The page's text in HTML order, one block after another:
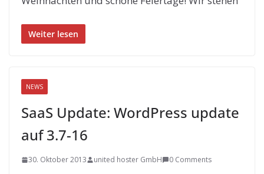
Weiter lesen
NEWS
SaaS Update: WordPress update
auf 3.7-16
30. Oktober 2013 united hoster GmbH 0 Comments